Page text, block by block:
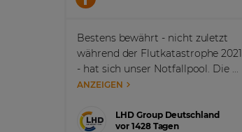
Bestens bewährt - nicht zuletzt
während der Flutkatastrophe 2021
- hat sich unser Notfallpool. Die ...
ANZEIGEN
LHD Group Deutschland
vor 1428 Tagen